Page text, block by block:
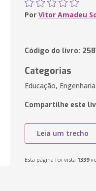
Por Vitor Amadeu
Código do livro:
Categorias
Educação,
Compartilhe este
Leia um trecho
Esta página foi vista 1339